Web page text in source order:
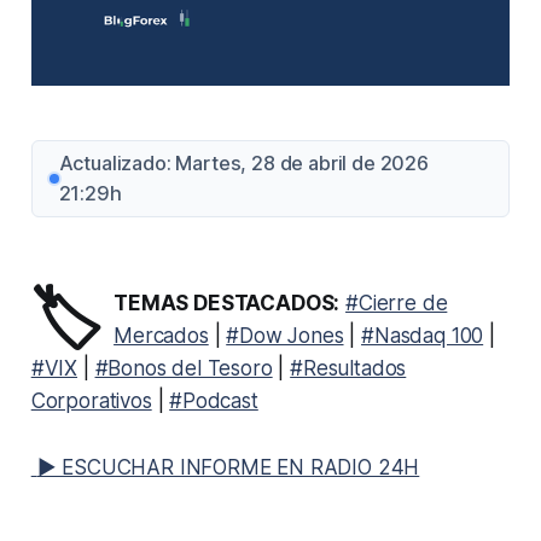
Actualizado: Martes, 28 de abril de 2026
21:29h
🏷️ TEMAS DESTACADOS: #Cierre de
Mercados |#Dow Jones |#Nasdaq 100
#VIX
#Bonos del Tesoro |#Resultados
Corporativos |#Podcast
▶ ESCUCHAR INFORME EN RADIO 24H